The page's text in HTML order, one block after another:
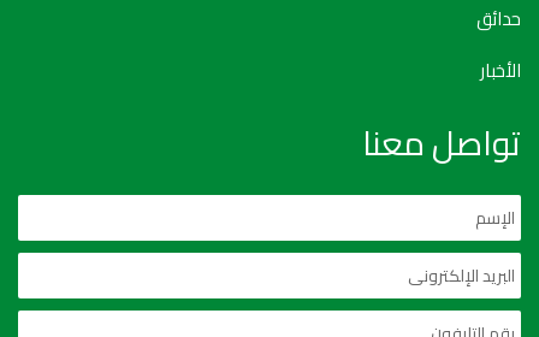
حدائق
الأخبار
تواصل معنا